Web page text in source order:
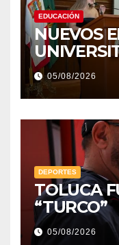
EDUCACIÓN
NUEVOS
05/08/2026
DEPORTES
TOLUCA
“TURCO”
05/08/2026